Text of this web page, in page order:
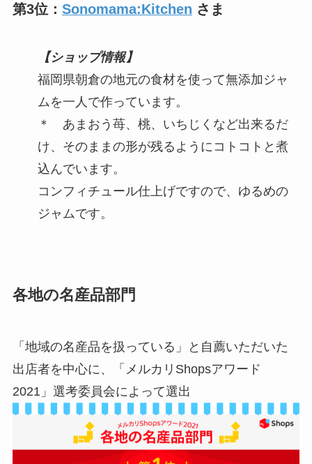
第3位： Sonomama:Kitchen さま
【ショップ情報】
福岡県朝倉の地元の食材を使って無添加ジャ
ムを一人で作っています。
＊ あまおう苺、桃、いちじくなど出来るだ
け、そのままの形が残るようにコトコトと煮
込んでいます。
コンフィチュール仕上げですので、ゆるめの
ジャムです。
各地の名産品部門
「地域の名産品を扱っている」と自薦いただいた
出店者を中心に、「メルカリShopsアワード
2021」選考委員会によって選出